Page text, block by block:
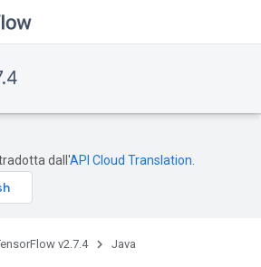
dall'API Cloud Translation
v2.7.4 Java